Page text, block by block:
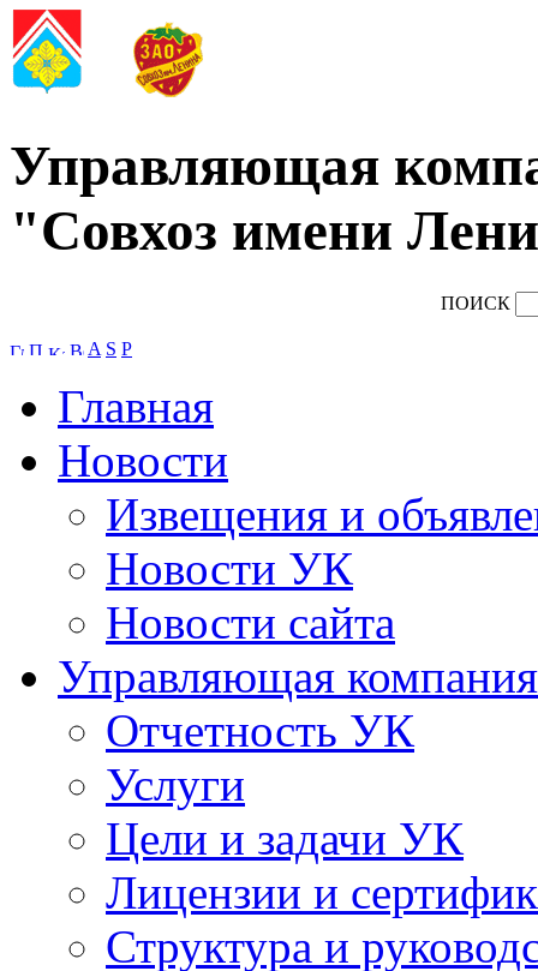
Управляющая
"Совхоз имени
ПОИСК
A S P
Главная
Новости
Извещения и
Новости УК
Новости сайта
Управляющая компания
Отчетность УК
Услуги
Цели и задачи УК
Лицензии и
Структура и